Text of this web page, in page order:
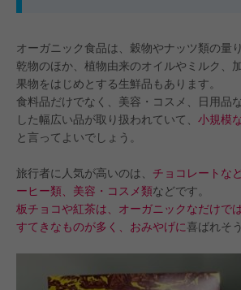
オーガニック食品は、穀物やナッツ類の量
乾物のほか、植物由来のオイルやミルク、
果物をはじめとする生鮮品もあります。
食料品だけでなく、美容・コスメ、日用品
した幅広い品が取り扱われていて、 小規模
と言ってよいでしょう。
旅行者に人気が高いのは、 チョコレートな
ーヒー類、美容・コスメ類などです。
板チョコや紅茶は、オーガニックなだけで
すてきなものが多く、おみやげに喜ばれそ